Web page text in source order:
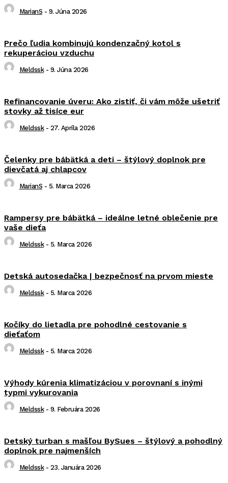
MarianS - 9. Júna 2026
Prečo ľudia kombinujú kondenzačný kotol s
rekuperáciou vzduchu
Meldssk - 9. Júna 2026
Refinancovanie úveru: Ako zistiť, či vám môže ušetriť
stovky až tisíce eur
Meldssk - 27. Apríla 2026
Čelenky pre bábätká a deti – štýlový doplnok pre
dievčatá aj chlapcov
MarianS - 5. Marca 2026
Rampersy pre bábätká – ideálne letné oblečenie pre
vaše dieťa
Meldssk - 5. Marca 2026
Detská autosedačka | bezpečnosť na prvom mieste
Meldssk - 5. Marca 2026
Kočíky do lietadla pre pohodlné cestovanie s
dieťaťom
Meldssk - 5. Marca 2026
Výhody kúrenia klimatizáciou v porovnaní s inými
typmi vykurovania
Meldssk - 9. Februára 2026
Detský turban s mašľou BySues – štýlový a pohodlný
doplnok pre najmenších
Meldssk - 23. Januára 2026